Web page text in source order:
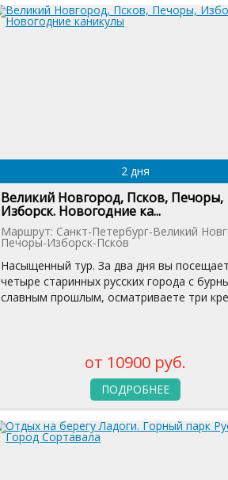
2 дня
Великий Новгород, Псков, Печоры,
Изборск. Новогодние ка...
Маршрут: Санкт-Петербург-Великий
Печоры-Изборск-Псков
Насыщенный тур. За два дня вы
четыре старинных русских города с
славным прошлым, осматриваете три
от 10900 руб.
ПОДРОБНЕЕ